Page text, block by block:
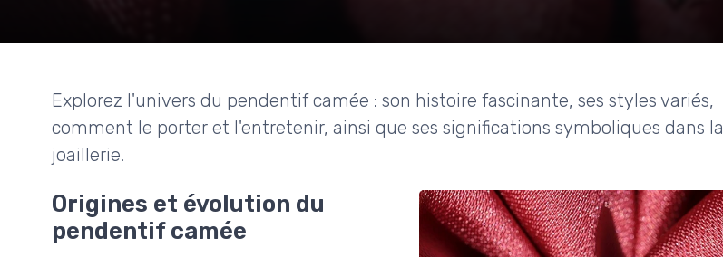
Explorez l'univers du pendentif camée : son histoire fascinante, ses styles variés,
comment le porter et l'entretenir, ainsi que ses significations symboliques dans la
joaillerie.
Origines et évolution du
pendentif camée